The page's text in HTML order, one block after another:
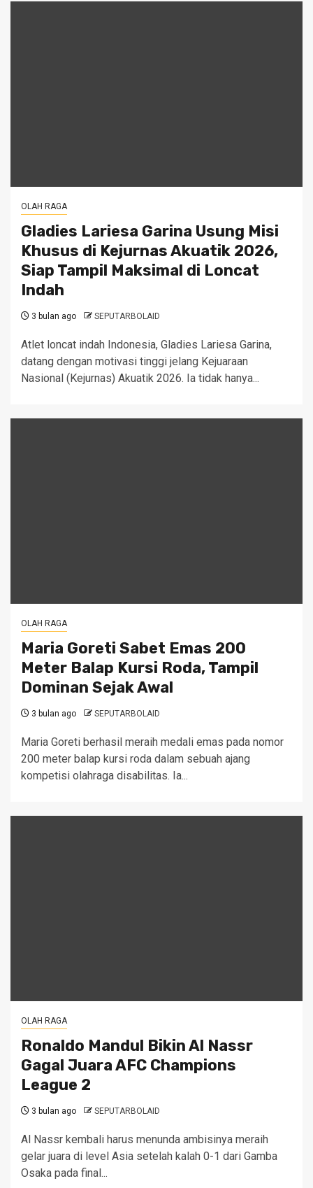
OLAH RAGA
Gladies Lariesa Garina Usung Misi
Khusus di Kejurnas Akuatik 2026,
Siap Tampil Maksimal di Loncat
Indah
3 bulan ago SEPUTARBOLAID
Atlet loncat indah Indonesia, Gladies Lariesa Garina,
datang dengan motivasi tinggi jelang Kejuaraan
Nasional (Kejurnas) Akuatik 2026. Ia tidak hanya...
OLAH RAGA
Maria Goreti Sabet Emas 200
Meter Balap Kursi Roda, Tampil
Dominan Sejak Awal
3 bulan ago SEPUTARBOLAID
Maria Goreti berhasil meraih medali emas pada nomor
200 meter balap kursi roda dalam sebuah ajang
kompetisi olahraga disabilitas. Ia...
OLAH RAGA
Ronaldo Mandul Bikin Al Nassr
Gagal Juara AFC Champions
League 2
3 bulan ago SEPUTARBOLAID
Al Nassr kembali harus menunda ambisinya meraih
gelar juara di level Asia setelah kalah 0-1 dari Gamba
Osaka pada final...